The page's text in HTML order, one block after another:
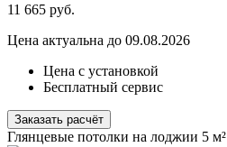
11 665 руб.
Цена актуальна до 09.08.2026
Цена с установкой
Бесплатный сервис
Заказать расчёт
Глянцевые потолки на лоджии 5 м²